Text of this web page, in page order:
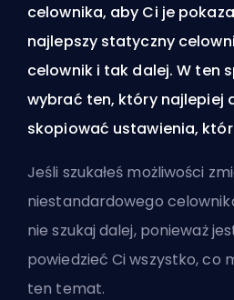
celownika, aby Ci je
najlepszy statyczny
celownik i tak dalej. W ten
wybrać ten, który najlepiej
skopiować ustawienia,
Jeśli szukałeś możliwości
niestandardowego
nie szukaj dalej, ponieważ
powiedzieć Ci wszystko, co
ten temat.